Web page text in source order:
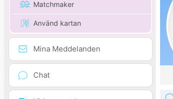
Matchmaker
Använd kartan
Mina Meddelanden
Chat